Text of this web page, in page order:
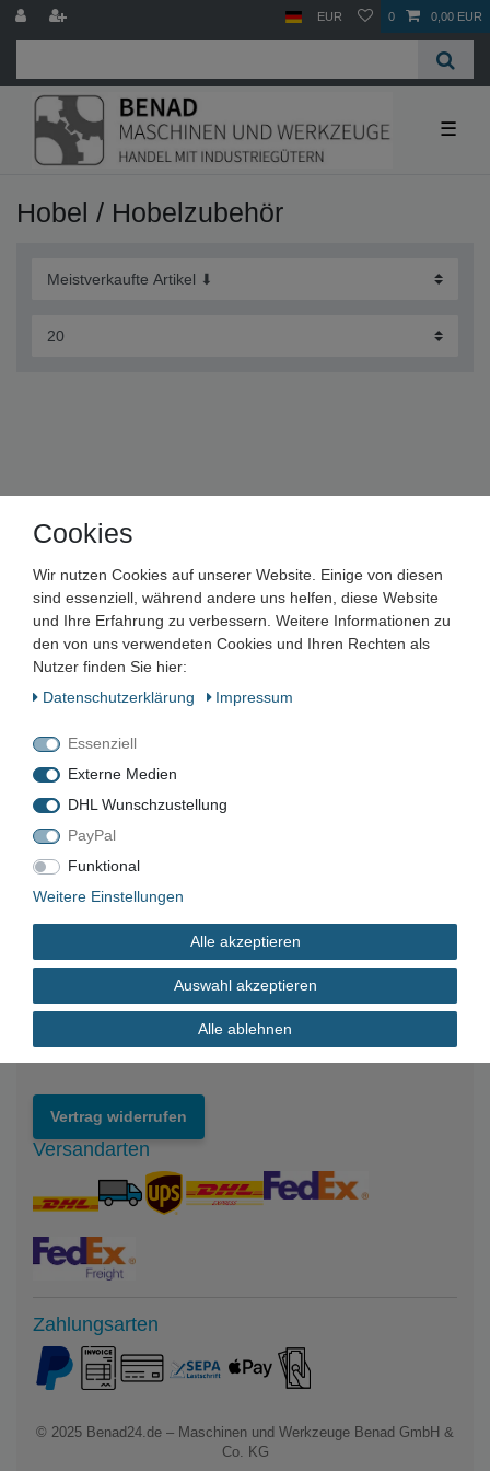
EUR 0 0,00 EUR
☰
Hobel / Hobelzubehör
Maschinen und Werkzeuge Benad GmbH & Co. KG
Im Funkwerk 9
99625
Deutschland
Geschäftszeiten:Mo.–Fr. 7:00–16:00 Uhr
📞+49 3635 483304
✉️kontakt@benad24.de
Informationen
Kontakt
Versandkosten
Impressum
Widerrufsrecht
Vertrag widerrufen
Versandarten
Zahlungsarten
© 2025 Benad24.de – Maschinen und Werkzeuge Benad GmbH &
Co. KG
Cookies
Wir nutzen Cookies auf unserer Website. Einige von diesen
sind essenziell, während andere uns helfen, diese Website
und Ihre Erfahrung zu verbessern. Weitere Informationen zu
den von uns verwendeten Cookies und Ihren Rechten als
Nutzer finden Sie hier:
Daten­schutz­erklärung
Impressum
Essenziell
Externe Medien
DHL Wunschzustellung
PayPal
Funktional
Weitere Einstellungen
Alle akzeptieren
Auswahl akzeptieren
Alle ablehnen